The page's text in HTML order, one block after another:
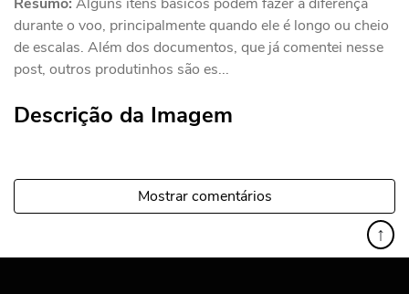
durante o voo, principalmente quando ele é longo ou cheio
de escalas. Além dos documentos, que já comentei nesse
post, outros produtinhos são es...
Descrição da Imagem
Mostrar comentários
↑